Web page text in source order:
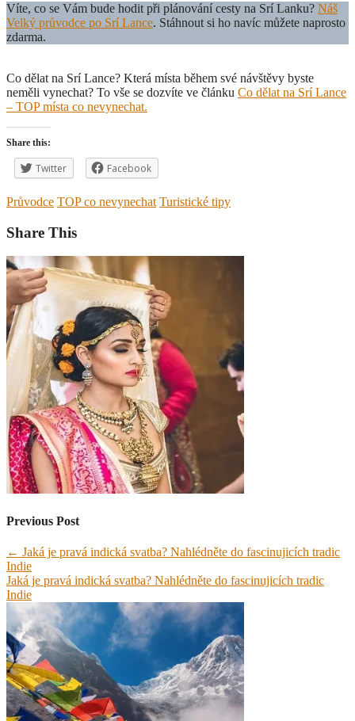
Víte, co se Vám bude hodit při plánování cesty na Srí Lanku? Náš
Velký průvodce po Srí Lance. Stáhnout si ho navíc můžete naprosto
zdarma.
Co dělat na Srí Lance? Která místa během své návštěvy byste
neměli vynechat? To vše se dozvíte ve článku Co dělat na Srí Lance
– TOP místa co nevynechat.
Share this:
Twitter Facebook
Průvodce TOP co nevynechat Turistické tipy
Share This
Previous Post
← Jaká je pravá indická svatba? Nahlédněte do fascinujicích tradic
Indie
Jaká je pravá indická svatba? Nahlédněte do fascinujicích tradic
Indie